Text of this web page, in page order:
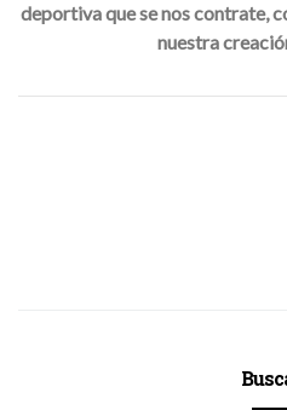
deportiva que se nos contrate,
nuestra